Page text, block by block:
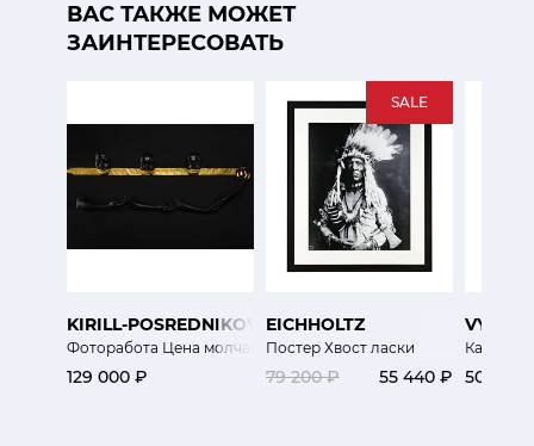
ВАС ТАКЖЕ МОЖЕТ
ЗАИНТЕРЕСОВАТЬ
KIRILL-POSREDNIKOV
Фоторабота Цена молчания
129 000 ₽
SALE
EICHHOLTZ
Постер Хвост ласки
79 200 ₽ 55 440 ₽
Картина
50 000